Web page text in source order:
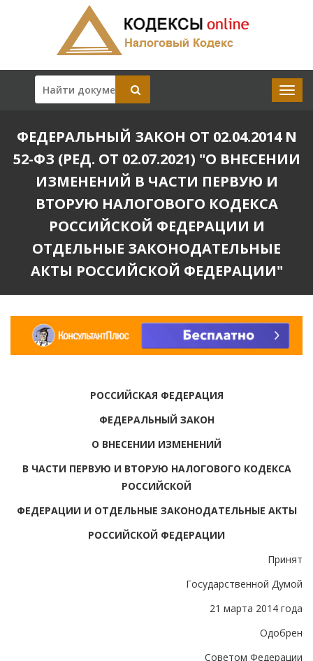
ФЕДЕРАЛЬНЫЙ ЗАКОН ОТ 02.04.2014 N
52-ФЗ (РЕД. ОТ 02.07.2021) "О ВНЕСЕНИИ
ИЗМЕНЕНИЙ В ЧАСТИ ПЕРВУЮ И
ВТОРУЮ НАЛОГОВОГО КОДЕКСА
РОССИЙСКОЙ ФЕДЕРАЦИИ И
ОТДЕЛЬНЫЕ ЗАКОНОДАТЕЛЬНЫЕ
АКТЫ РОССИЙСКОЙ ФЕДЕРАЦИИ"
РОССИЙСКАЯ ФЕДЕРАЦИЯ
ФЕДЕРАЛЬНЫЙ ЗАКОН
О ВНЕСЕНИИ ИЗМЕНЕНИЙ
В ЧАСТИ ПЕРВУЮ И ВТОРУЮ НАЛОГОВОГО КОДЕКСА
РОССИЙСКОЙ
ФЕДЕРАЦИИ И ОТДЕЛЬНЫЕ ЗАКОНОДАТЕЛЬНЫЕ АКТЫ
РОССИЙСКОЙ ФЕДЕРАЦИИ
Принят
Государственной Думой
21 марта 2014 года
Одобрен
Советом Федерации